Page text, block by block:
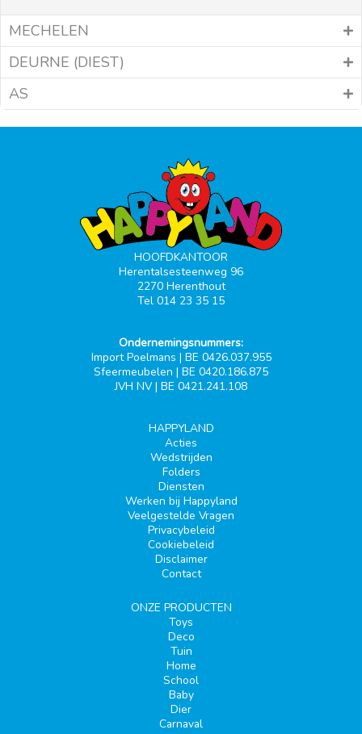
MECHELEN
DEURNE (DIEST)
AS
HOOFDKANTOOR
Herentalsesteenweg 96
2270 Herenthout
Tel 014 23 35 15
Ondernemingsnummers:
Import Poelmans | BE 0426.037.955
Sfeermeubelen | BE 0420.186.875
JVH NV | BE 0421.241.108
HAPPYLAND
Acties
Wedstrijden
Folders
Diensten
Werken bij Happyland
Veelgestelde Vragen
Privacybeleid
Cookiebeleid
Disclaimer
Contact
ONZE PRODUCTEN
Toys
Deco
Tuin
Home
School
Baby
Dier
Carnaval